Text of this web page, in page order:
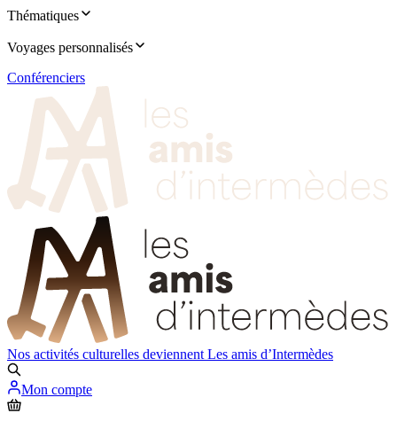
Thématiques
Voyages personnalisés
Conférenciers
Nos activités culturelles deviennent Les amis d’Intermèdes
Mon compte